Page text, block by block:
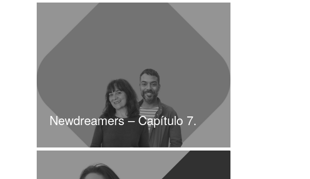
Newdreamers – Capítulo 7.